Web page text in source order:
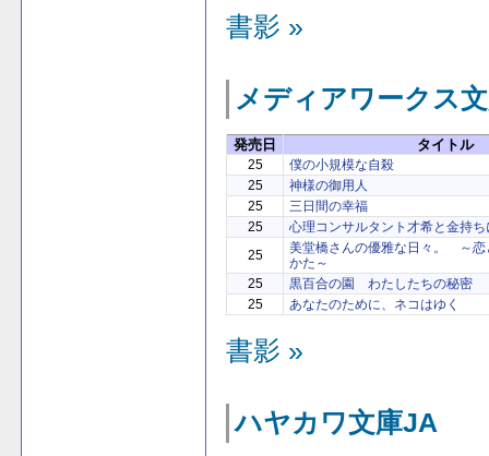
書影 »
メディアワークス
発売日 タイトル
25
僕の小規模な自殺
25
神様の御用人
25
三日間の幸福
25
心理コンサルタント才希と金持
25
美堂橋さんの優雅な日々。 ～恋
かた～
25
黒百合の園 わたしたちの秘密
25
あなたのために、ネコはゆく
書影 »
ハヤカワ文庫JA